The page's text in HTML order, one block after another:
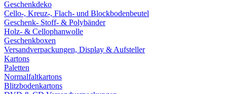
Geschenkdeko
Cello-, Kreuz-, Flach- und Blockbodenbeutel
Geschenk- Stoff- & Polybänder
Holz- & Cellophanwolle
Geschenkboxen
Versandverpackungen, Display & Aufsteller
Kartons
Paletten
Normalfaltkartons
Blitzbodenkartons